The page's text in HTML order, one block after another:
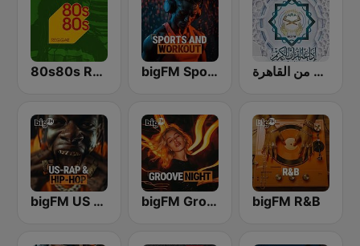
80s80s Reggae bigFM Sports & Workout إذاعة القرآن الكريم من القاهرة
bigFM US Rap & Hip-Hop bigFM Groovenight bigFM R&B